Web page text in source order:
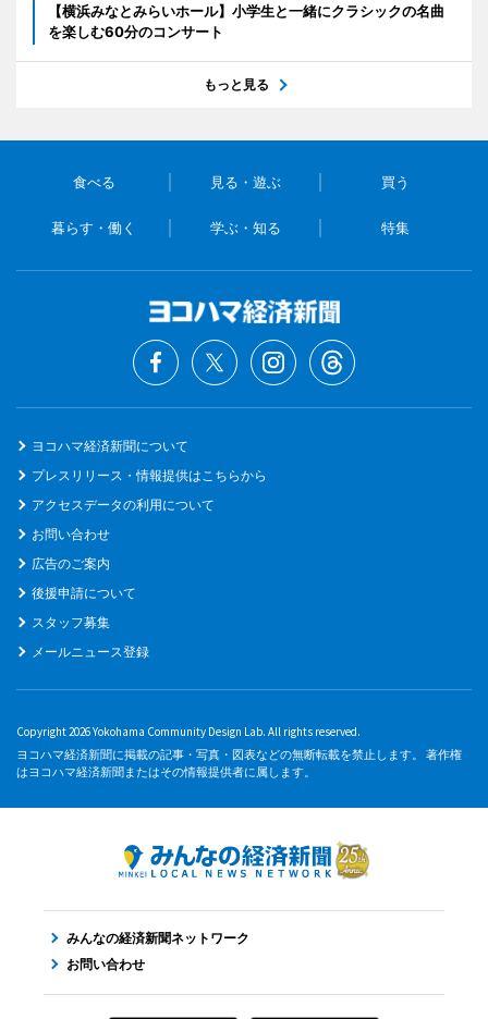
【横浜みなとみらいホール】小学生と一緒にクラシックの名曲
を楽しむ60分のコンサート
もっと見る
食べる 見る・遊ぶ 買う
暮らす・働く 学ぶ・知る 特集
ヨコハマ経済新聞について
プレスリリース・情報提供はこちらから
アクセスデータの利用について
お問い合わせ
広告のご案内
後援申請について
スタッフ募集
メールニュース登録
Copyright 2026 Yokohama Community Design Lab. All rights reserved.
ヨコハマ経済新聞に掲載の記事・写真・図表などの無断転載を禁止します。 著作権
はヨコハマ経済新聞またはその情報提供者に属します。
みんなの経済新聞ネットワーク
お問い合わせ